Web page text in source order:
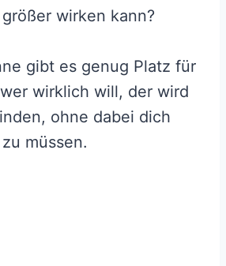
wirken kann?
gibt es genug Platz für
wirklich will, der wird
ohne dabei dich
müssen.